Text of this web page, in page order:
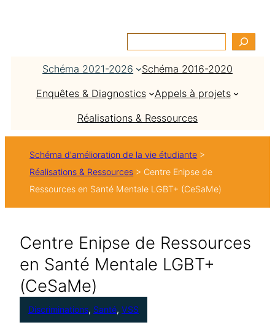
c
e
e
r
Schéma 2021-2026
Schéma 2016-2020
Enquêtes & Diagnostics
Appels à projets
Réalisations & Ressources
Schéma d'amélioration de la vie étudiante >
Réalisations & Ressources > Centre Enipse de
Ressources en Santé Mentale LGBT+ (CeSaMe)
Centre Enipse de Ressources
en Santé Mentale LGBT+
(CeSaMe)
Discriminations, Santé, VSS